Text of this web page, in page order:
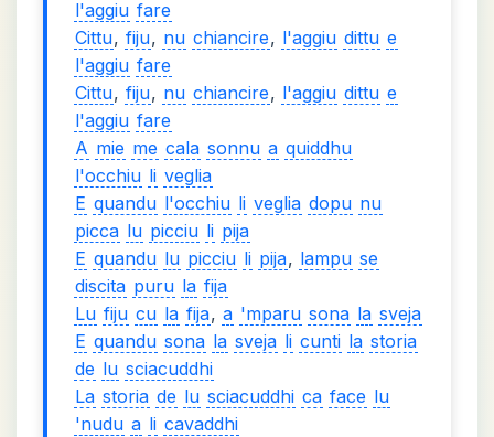
l'aggiu fare
Cittu, fiju, nu chiancire, l'aggiu dittu e
l'aggiu fare
Cittu, fiju, nu chiancire, l'aggiu dittu e
l'aggiu fare
A mie me cala sonnu a quiddhu
l'occhiu li veglia
E quandu l'occhiu li veglia dopu nu
picca lu picciu li pija
E quandu lu picciu li pija, lampu se
discita puru la fija
Lu fiju cu la fija, a 'mparu sona la sveja
E quandu sona la sveja li cunti la storia
de lu sciacuddhi
La storia de lu sciacuddhi ca face lu
'nudu a li cavaddhi